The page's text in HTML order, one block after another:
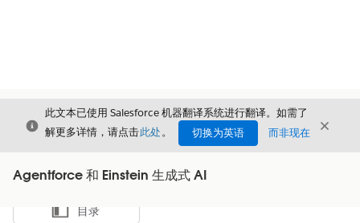
关闭
此文本已使用 Salesforce 机器翻译系统进行翻译。如需了
解更多详情，请点击此处。 切换为英语 而非现在 关闭
Agentforce 和 Einstein 生成式 AI
显示目录
目录